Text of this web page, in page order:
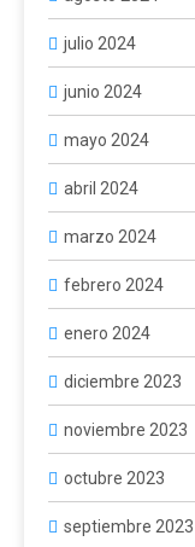
julio 2024
junio 2024
mayo 2024
abril 2024
marzo 2024
febrero 2024
enero 2024
diciembre 2023
noviembre 2023
octubre 2023
septiembre 2023